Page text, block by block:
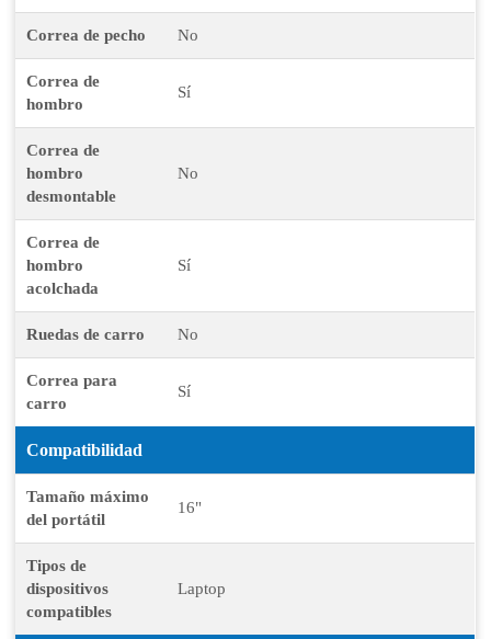
Correa de pecho No
Correa de
hombro
Sí
Correa de
hombro
desmontable
No
Correa de
hombro
acolchada
Sí
Ruedas de carro No
Correa para
carro
Sí
Compatibilidad
Tamaño máximo
del portátil
16"
Tipos de
dispositivos
compatibles
Laptop